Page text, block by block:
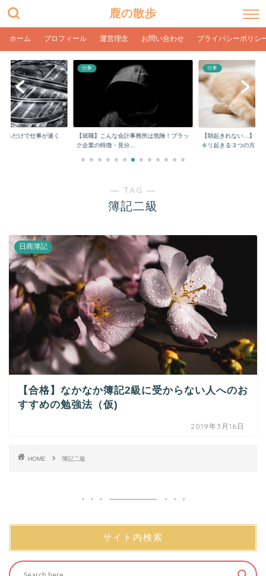
鹿の散歩
ホーム プロフィール 運営理念 お問い合わせ プライバシーポリシ
るだけで仕事が速く
仕事
【就職】こんな会計事務所は危険！ブラッ
ク企業の特徴・見分...
仕事
【朝起きれない…】学
キリ起きる３つの方...
― TAG ―
簿記二級
日商簿記
【合格】なかなか簿記2級に受からない人へのお
すすめの勉強法（仮)
2019年3月16日
HOME 簿記二級
サイト内検索